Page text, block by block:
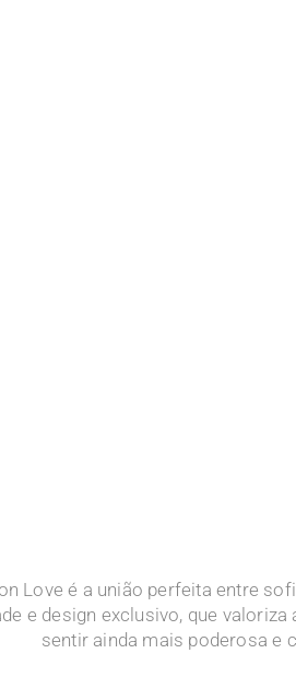
Love é a união perfeita entre
e design exclusivo, que
sentir ainda mais poderosa e